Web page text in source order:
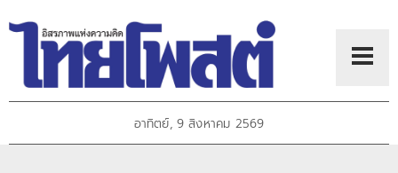
อาทิตย์, 9 สิงหาคม 2569